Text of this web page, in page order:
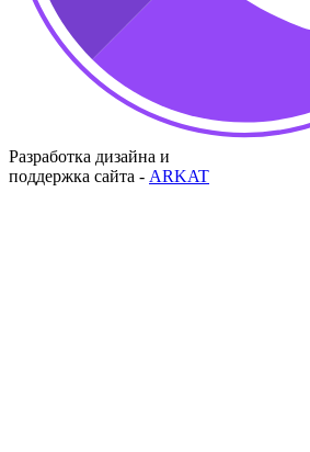
Разработка дизайна и
поддержка сайта - ARKAT